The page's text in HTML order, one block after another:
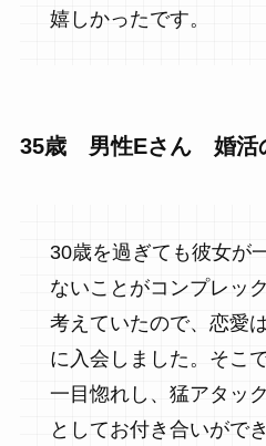
嬉しかったです。
35歳 男性Eさん 婚活
30歳を過ぎても彼女が
ないことがコンプレッ
考えていたので、恋愛
に入会しました。そこ
一目惚れし、猛アタッ
としてお付き合いがで